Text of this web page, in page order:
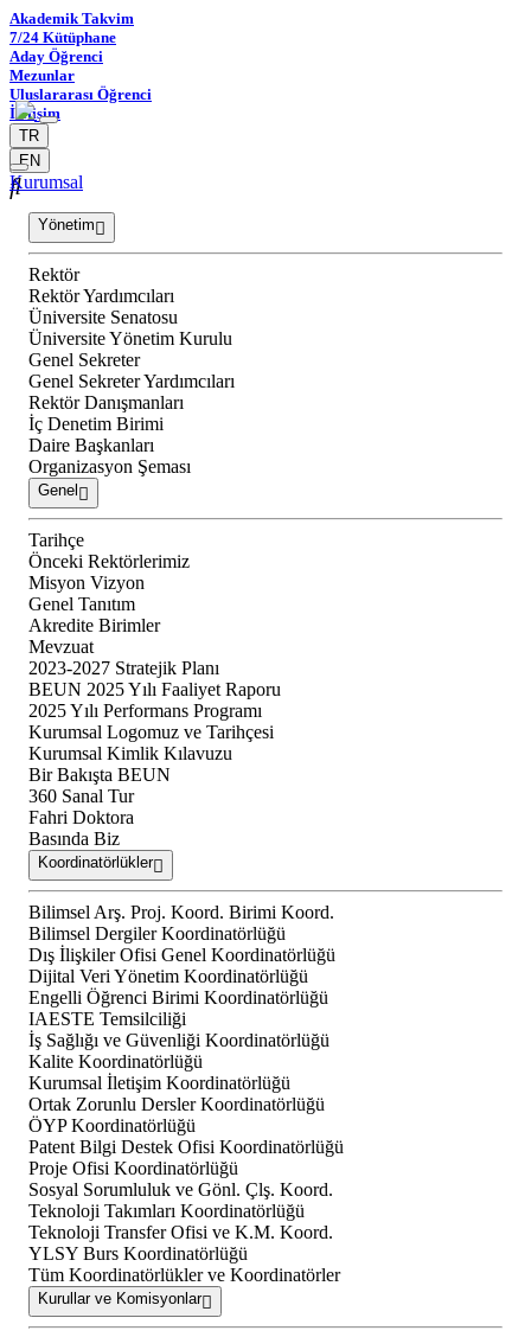
Akademik Takvim
7/24 Kütüphane
Aday Öğrenci
Mezunlar
Uluslararası Öğrenci
İletişim
TR
EN
Kurumsal
Yönetim
Rektör
Rektör Yardımcıları
Üniversite Senatosu
Üniversite Yönetim Kurulu
Genel Sekreter
Genel Sekreter Yardımcıları
Rektör Danışmanları
İç Denetim Birimi
Daire Başkanları
Organizasyon Şeması
Genel
Tarihçe
Önceki Rektörlerimiz
Misyon Vizyon
Genel Tanıtım
Akredite Birimler
Mevzuat
2023-2027 Stratejik Planı
BEUN 2025 Yılı Faaliyet Raporu
2025 Yılı Performans Programı
Kurumsal Logomuz ve Tarihçesi
Kurumsal Kimlik Kılavuzu
Bir Bakışta BEUN
360 Sanal Tur
Fahri Doktora
Basında Biz
Koordinatörlükler
Bilimsel Arş. Proj. Koord. Birimi Koord.
Bilimsel Dergiler Koordinatörlüğü
Dış İlişkiler Ofisi Genel Koordinatörlüğü
Dijital Veri Yönetim Koordinatörlüğü
Engelli Öğrenci Birimi Koordinatörlüğü
IAESTE Temsilciliği
İş Sağlığı ve Güvenliği Koordinatörlüğü
Kalite Koordinatörlüğü
Kurumsal İletişim Koordinatörlüğü
Ortak Zorunlu Dersler Koordinatörlüğü
ÖYP Koordinatörlüğü
Patent Bilgi Destek Ofisi Koordinatörlüğü
Proje Ofisi Koordinatörlüğü
Sosyal Sorumluluk ve Gönl. Çlş. Koord.
Teknoloji Takımları Koordinatörlüğü
Teknoloji Transfer Ofisi ve K.M. Koord.
YLSY Burs Koordinatörlüğü
Tüm Koordinatörlükler ve Koordinatörler
Kurullar ve Komisyonlar